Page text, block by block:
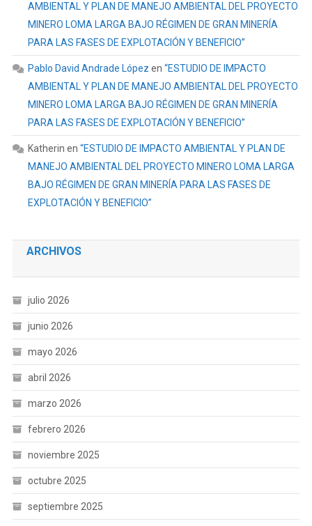
AMBIENTAL Y PLAN DE MANEJO AMBIENTAL DEL PROYECTO
MINERO LOMA LARGA BAJO RÉGIMEN DE GRAN MINERÍA
PARA LAS FASES DE EXPLOTACIÓN Y BENEFICIO”
Pablo David Andrade López en “ESTUDIO DE IMPACTO
AMBIENTAL Y PLAN DE MANEJO AMBIENTAL DEL PROYECTO
MINERO LOMA LARGA BAJO RÉGIMEN DE GRAN MINERÍA
PARA LAS FASES DE EXPLOTACIÓN Y BENEFICIO”
Katherin en “ESTUDIO DE IMPACTO AMBIENTAL Y PLAN DE
MANEJO AMBIENTAL DEL PROYECTO MINERO LOMA LARGA
BAJO RÉGIMEN DE GRAN MINERÍA PARA LAS FASES DE
EXPLOTACIÓN Y BENEFICIO”
ARCHIVOS
julio 2026
junio 2026
mayo 2026
abril 2026
marzo 2026
febrero 2026
noviembre 2025
octubre 2025
septiembre 2025